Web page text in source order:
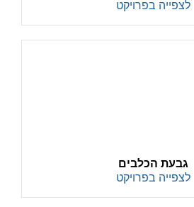
לצפייה בפרויקט
גבעת הכלבים
לצפייה בפרויקט